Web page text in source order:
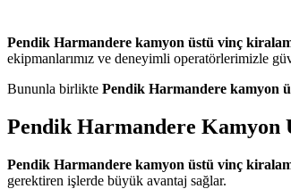
Pendik Harmandere kamyon üstü vinç
ekipmanlarımız ve deneyimli operatörlerimizle
Bununla birlikte Pendik Harmandere kamyon
Pendik Harmandere
Pendik Harmandere kamyon üstü vinç
gerektiren işlerde büyük avantaj sağlar.